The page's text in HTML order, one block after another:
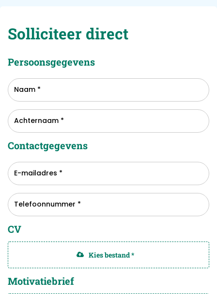
Solliciteer direct
Persoonsgegevens
Contactgegevens
CV
Kies bestand *
Motivatiebrief